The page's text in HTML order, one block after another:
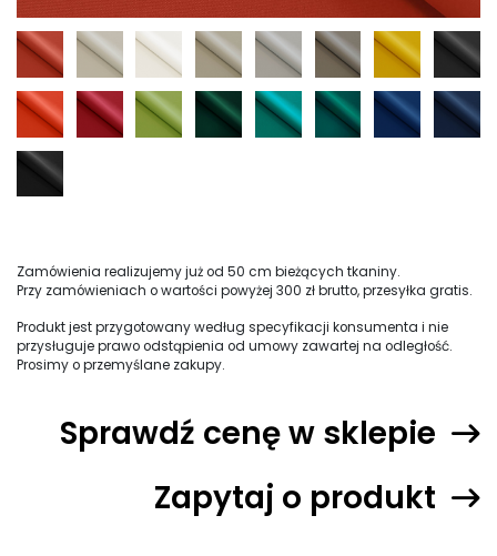
Zamówienia realizujemy już od 50 cm bieżących tkaniny.
Przy zamówieniach o wartości powyżej 300 zł brutto, przesyłka gratis.
Produkt jest przygotowany według specyfikacji konsumenta i nie
przysługuje prawo odstąpienia od umowy zawartej na odległość.
Prosimy o przemyślane zakupy.
Sprawdź cenę w sklepie
Zapytaj o produkt